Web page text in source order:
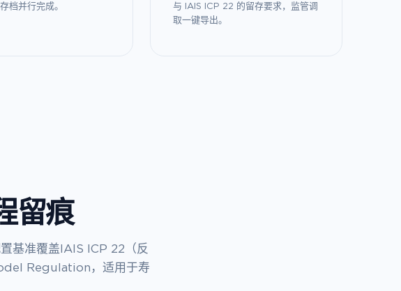
档并行完成。
与 IAIS ICP 22 的留存要求，监管调
取一键导出。
留痕
基准覆盖IAIS ICP 22（反
Regulation，适用于寿